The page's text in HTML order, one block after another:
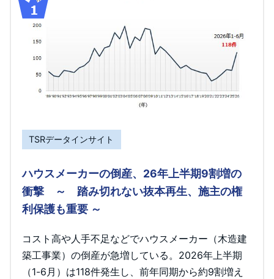
TSRデータインサイト
ハウスメーカーの倒産、26年上半期9割増の
衝撃 ～ 踏み切れない抜本再生、施主の権
利保護も重要 ～
コスト高や人手不足などでハウスメーカー（木造建
築工事業）の倒産が急増している。2026年上半期
（1-6月）は118件発生し、前年同期から約9割増え